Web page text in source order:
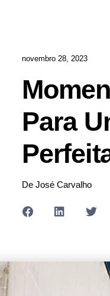
novembro 28, 2023
Para
De José Carvalho